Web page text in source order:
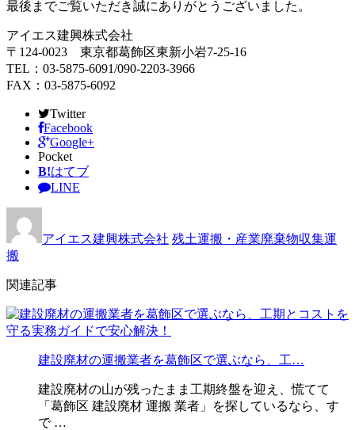
最後までご覧いただき誠にありがとうございました。
アイエス建興株式会社
〒124-0023 東京都葛飾区東新小岩7-25-16
TEL：03-5875-6091/090-2203-3966
FAX：03-5875-6092
Twitter
Facebook
Google+
Pocket
B!はてブ
LINE
アイエス建興株式会社 残土運搬・産業廃棄物収集運
搬
関連記事
建設廃材の運搬業者を葛飾区で選ぶなら、工…
建設廃材の山が残ったまま工期終盤を迎え、慌てて
「葛飾区 建設廃材 運搬 業者」を探しているなら、す
で …